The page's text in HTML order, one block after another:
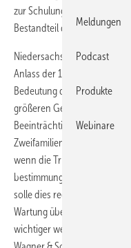
zur Schulung. Auch ist das
Bestandteil des Seminars.
Niedersachsens
Anlass der 1500.Teilnahme
Bedeutung des Themas
größeren Gebäuden
Beeinträchtigungen
Zweifamilienhäusern
wenn die Trinkwasser-
bestimmungsgemäß
solle dies regelmäßig durch
Wartung überprüfen,
wichtiger werdende
Meldungen
Podcast
Produkte
Webinare